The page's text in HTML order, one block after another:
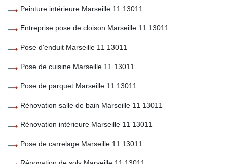
Peinture intérieure Marseille 11 13011
Entreprise pose de cloison Marseille 11 13011
Pose d'enduit Marseille 11 13011
Pose de cuisine Marseille 11 13011
Pose de parquet Marseille 11 13011
Rénovation salle de bain Marseille 11 13011
Rénovation intérieure Marseille 11 13011
Pose de carrelage Marseille 11 13011